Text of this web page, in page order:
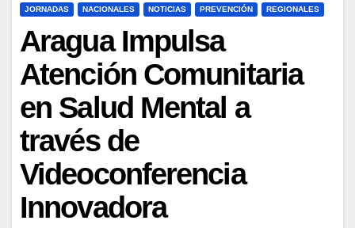
JORNADAS NACIONALES NOTICIAS PREVENCIÓN REGIONALES
Aragua Impulsa
Atención Comunitaria
en Salud Mental a
través de
Videoconferencia
Innovadora